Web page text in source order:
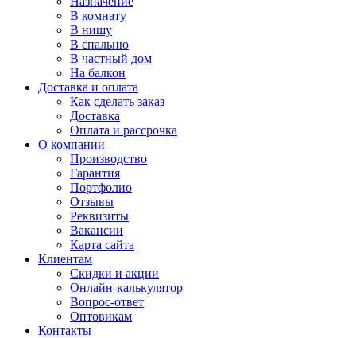
В комнату
В нишу
В спальню
В частный дом
На балкон
Доставка и оплата
Как сделать заказ
Доставка
Оплата и рассрочка
О компании
Производство
Гарантия
Портфолио
Отзывы
Реквизиты
Вакансии
Карта сайта
Клиентам
Скидки и акции
Онлайн-калькулятор
Вопрос-ответ
Оптовикам
Контакты